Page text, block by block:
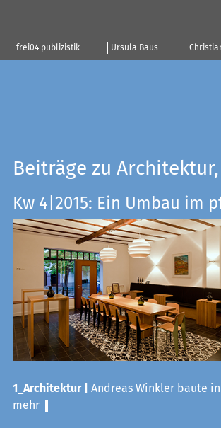
frei04 publizistik Ursula Baus
Beiträge zu
Kw 4|2015: Ein Umbau im
1_Architektur | Andreas Winkler baute
mehr